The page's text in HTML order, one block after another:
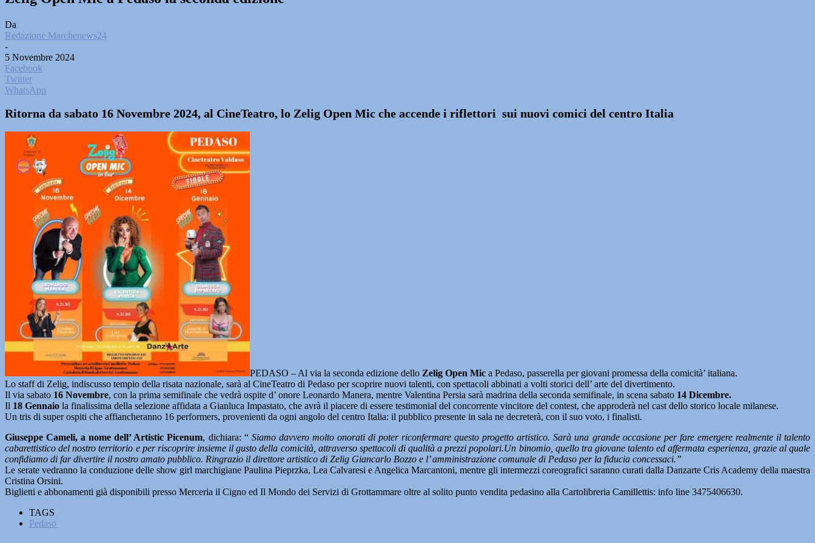
Da
Redazione Marchenews24
-
5 Novembre 2024
Facebook
Twitter
WhatsApp
Ritorna da sabato 16 Novembre 2024, al CineTeatro, lo Zelig Open Mic che accende i riflettori sui nuovi comici del centro Italia
PEDASO – Al via la seconda edizione dello Zelig Open Mic a Pedaso, passerella per giovani promessa della comicità’ italiana.
Lo staff di Zelig, indiscusso tempio della risata nazionale, sarà al CineTeatro di Pedaso per scoprire nuovi talenti, con spettacoli abbinati a volti storici dell’ arte del divertimento.
Il via sabato 16 Novembre, con la prima semifinale che vedrà ospite d’ onore Leonardo Manera, mentre Valentina Persia sarà madrina della seconda semifinale, in scena sabato 14 Dicembre.
Il 18 Gennaio la finalissima della selezione affidata a Gianluca Impastato, che avrà il piacere di essere testimonial del concorrente vincitore del contest, che approderà nel cast dello storico locale milanese.
Un tris di super ospiti che affiancheranno 16 performers, provenienti da ogni angolo del centro Italia: il pubblico presente in sala ne decreterà, con il suo voto, i finalisti.
Giuseppe Cameli, a nome dell’ Artistic Picenum, dichiara: “Siamo davvero molto onorati di poter riconfermare questo progetto artistico. Sarà una grande occasione per fare emergere realmente il talento
cabarettistico del nostro territorio e per riscoprire insieme il gusto della comicità, attraverso spettacoli di qualità a prezzi popolari.Un binomio, quello tra giovane talento ed affermata esperienza, grazie al quale
confidiamo di far divertire il nostro amato pubblico. Ringrazio il direttore artistico di Zelig Giancarlo Bozzo e l’ amministrazione comunale di Pedaso per la fiducia concessaci.”
Le serate vedranno la conduzione delle show girl marchigiane Paulina Pieprzka, Lea Calvaresi e Angelica Marcantoni, mentre gli intermezzi coreografici saranno curati dalla Danzarte Cris Academy della maestra
Cristina Orsini.
Biglietti e abbonamenti già disponibili presso Merceria il Cigno ed Il Mondo dei Servizi di Grottammare oltre al solito punto vendita pedasino alla Cartolibreria Camillettis: info line 3475406630.
TAGS
Pedaso